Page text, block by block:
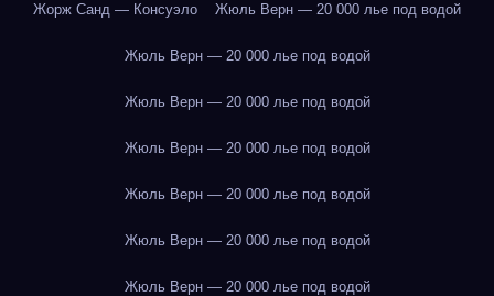
Жорж Санд — Консуэло Жюль Верн — 20 000 лье под водой
Жюль Верн — 20 000 лье под водой
Жюль Верн — 20 000 лье под водой
Жюль Верн — 20 000 лье под водой
Жюль Верн — 20 000 лье под водой
Жюль Верн — 20 000 лье под водой
Жюль Верн — 20 000 лье под водой